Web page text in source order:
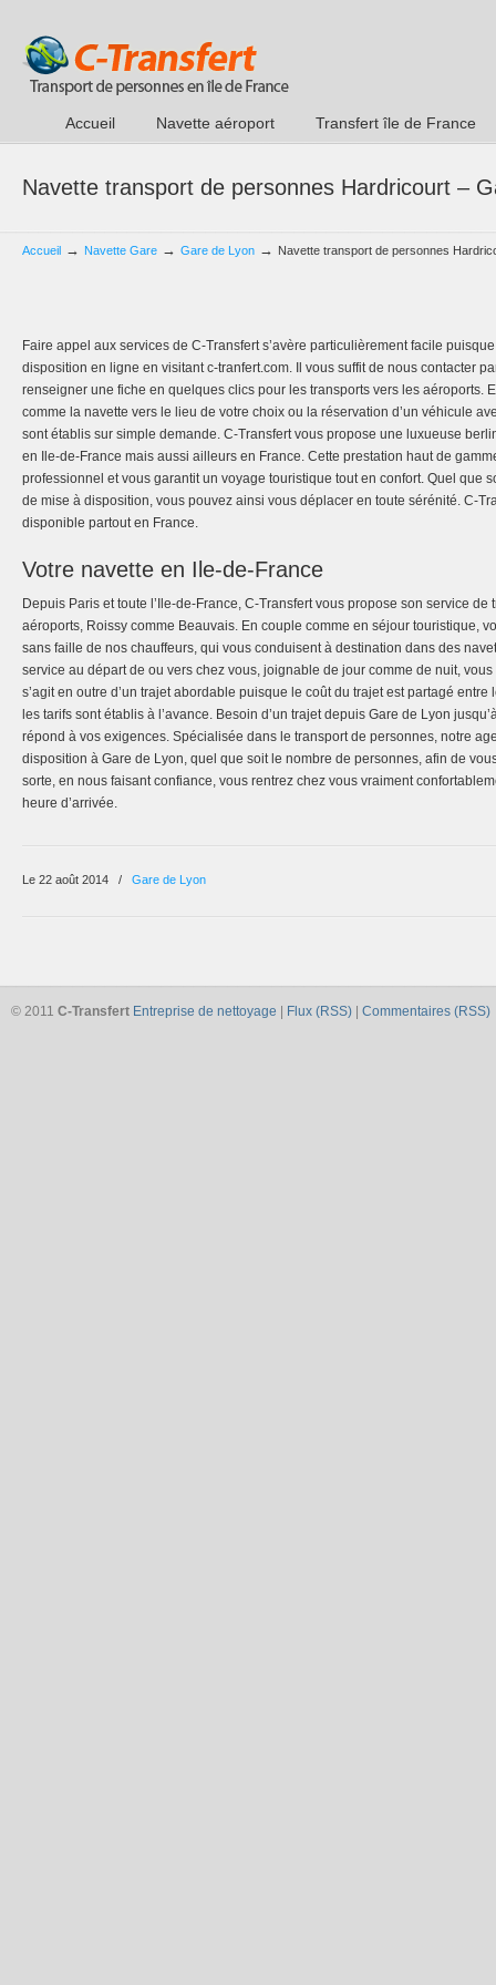
Accueil Navette aéroport Transfert île de France
Navette transport de personnes Hardricourt –
Accueil → Navette Gare → Gare de Lyon → Navette transport de personnes
Faire appel aux services de C-Transfert s’avère particulièrement facile
disposition en ligne en visitant c-tranfert.com. Il vous suffit de nous contacter
renseigner une fiche en quelques clics pour les transports vers les aéroports.
comme la navette vers le lieu de votre choix ou la réservation d’un véhicule
sont établis sur simple demande. C-Transfert vous propose une luxueuse
en Ile-de-France mais aussi ailleurs en France. Cette prestation haut de
professionnel et vous garantit un voyage touristique tout en confort. Quel que
de mise à disposition, vous pouvez ainsi vous déplacer en toute sérénité. C-
disponible partout en France.
Votre navette en Ile-de-France
Depuis Paris et toute l’Ile-de-France, C-Transfert vous propose son service
aéroports, Roissy comme Beauvais. En couple comme en séjour touristique,
sans faille de nos chauffeurs, qui vous conduisent à destination dans des
service au départ de ou vers chez vous, joignable de jour comme de nuit,
s’agit en outre d’un trajet abordable puisque le coût du trajet est partagé
les tarifs sont établis à l’avance. Besoin d’un trajet depuis Gare de Lyon
répond à vos exigences. Spécialisée dans le transport de personnes, notre
disposition à Gare de Lyon, quel que soit le nombre de personnes, afin de
sorte, en nous faisant confiance, vous rentrez chez vous vraiment
heure d’arrivée.
Le 22 août 2014 / Gare de Lyon
© 2011 C-Transfert Entreprise de nettoyage Flux (RSS) Commentaires (RSS)